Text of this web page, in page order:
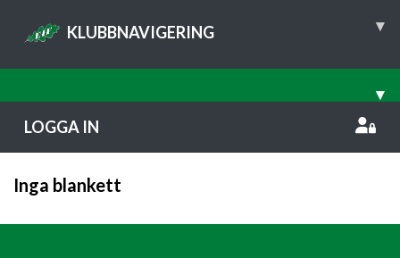
KLUBBNAVIGERING ▾
▾
LOGGA IN
Inga blankett